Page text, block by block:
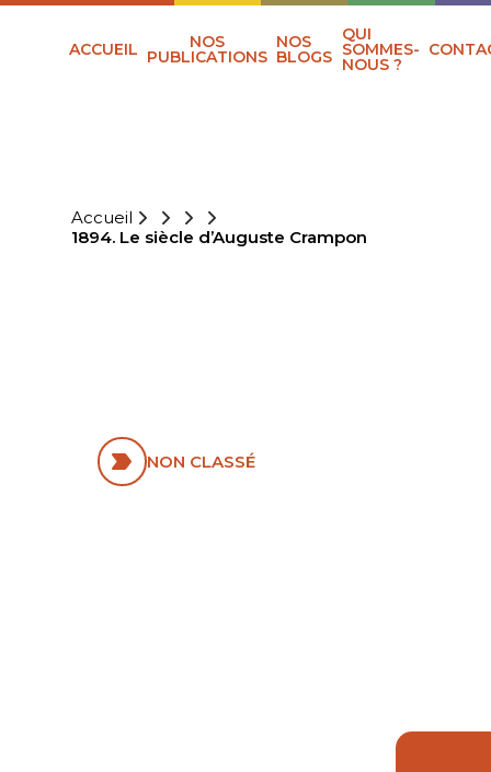
ACCUEIL NOS
PUBLICATIONS
NOS
BLOGS
QUI
SOMMES-
NOUS ?
Accueil
1894. Le siècle d’Auguste Crampon
NON CLASSÉ